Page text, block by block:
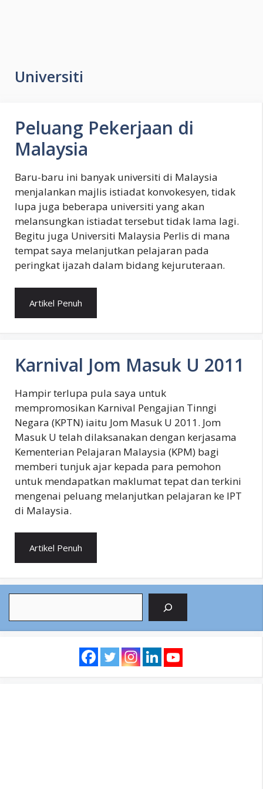
Universiti
Peluang Pekerjaan di
Malaysia
Baru-baru ini banyak universiti di Malaysia
menjalankan majlis istiadat konvokesyen, tidak
lupa juga beberapa universiti yang akan
melansungkan istiadat tersebut tidak lama lagi.
Begitu juga Universiti Malaysia Perlis di mana
tempat saya melanjutkan pelajaran pada
peringkat ijazah dalam bidang kejuruteraan.
Artikel Penuh
Karnival Jom Masuk U 2011
Hampir terlupa pula saya untuk
mempromosikan Karnival Pengajian Tinngi
Negara (KPTN) iaitu Jom Masuk U 2011. Jom
Masuk U telah dilaksanakan dengan kerjasama
Kementerian Pelajaran Malaysia (KPM) bagi
memberi tunjuk ajar kepada para pemohon
untuk mendapatkan maklumat tepat dan terkini
mengenai peluang melanjutkan pelajaran ke IPT
di Malaysia.
Artikel Penuh